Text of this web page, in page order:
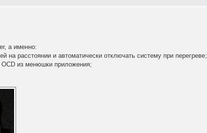
а именно:
расстоянии и автоматически отключать систему при перегреве;
из менюшки приложения;